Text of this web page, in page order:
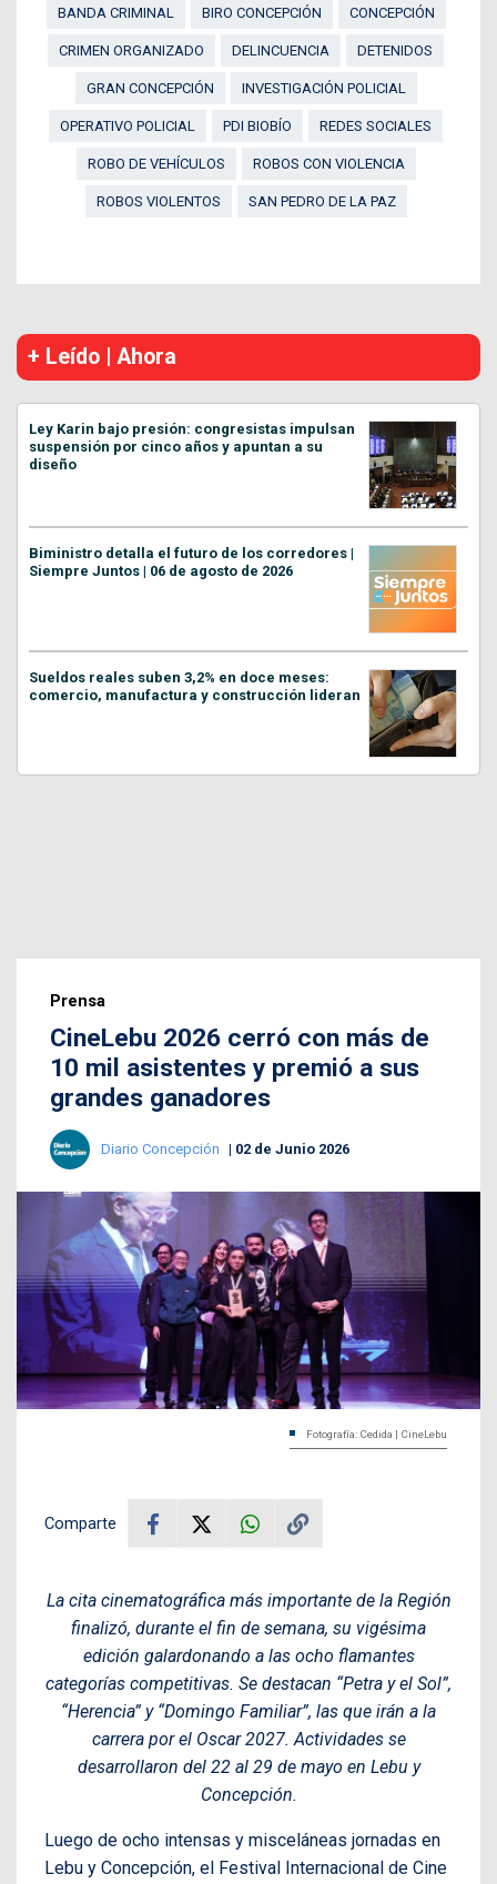
BANDA CRIMINAL BIRO CONCEPCIÓN CONCEPCIÓN
CRIMEN ORGANIZADO DELINCUENCIA DETENIDOS
GRAN CONCEPCIÓN INVESTIGACIÓN POLICIAL
OPERATIVO POLICIAL PDI BIOBÍO REDES SOCIALES
ROBO DE VEHÍCULOS ROBOS CON VIOLENCIA
ROBOS VIOLENTOS SAN PEDRO DE LA PAZ
+ Leído | Ahora
Ley Karin bajo presión: congresistas impulsan
suspensión por cinco años y apuntan a su
diseño
Biministro detalla el futuro de los corredores |
Siempre Juntos | 06 de agosto de 2026
Sueldos reales suben 3,2% en doce meses:
comercio, manufactura y construcción lideran
Prensa
CineLebu 2026 cerró con más de
10 mil asistentes y premió a sus
grandes ganadores
Diario Concepción 02 de Junio 2026
Fotografía: Cedida | CineLebu
Comparte
La cita cinematográfica más importante de la Región
finalizó, durante el fin de semana, su vigésima
edición galardonando a las ocho flamantes
categorías competitivas. Se destacan “Petra y el Sol”,
“Herencia” y “Domingo Familiar”, las que irán a la
carrera por el Oscar 2027. Actividades se
desarrollaron del 22 al 29 de mayo en Lebu y
Concepción.
Luego de ocho intensas y misceláneas jornadas en
Lebu y Concepción, el Festival Internacional de Cine